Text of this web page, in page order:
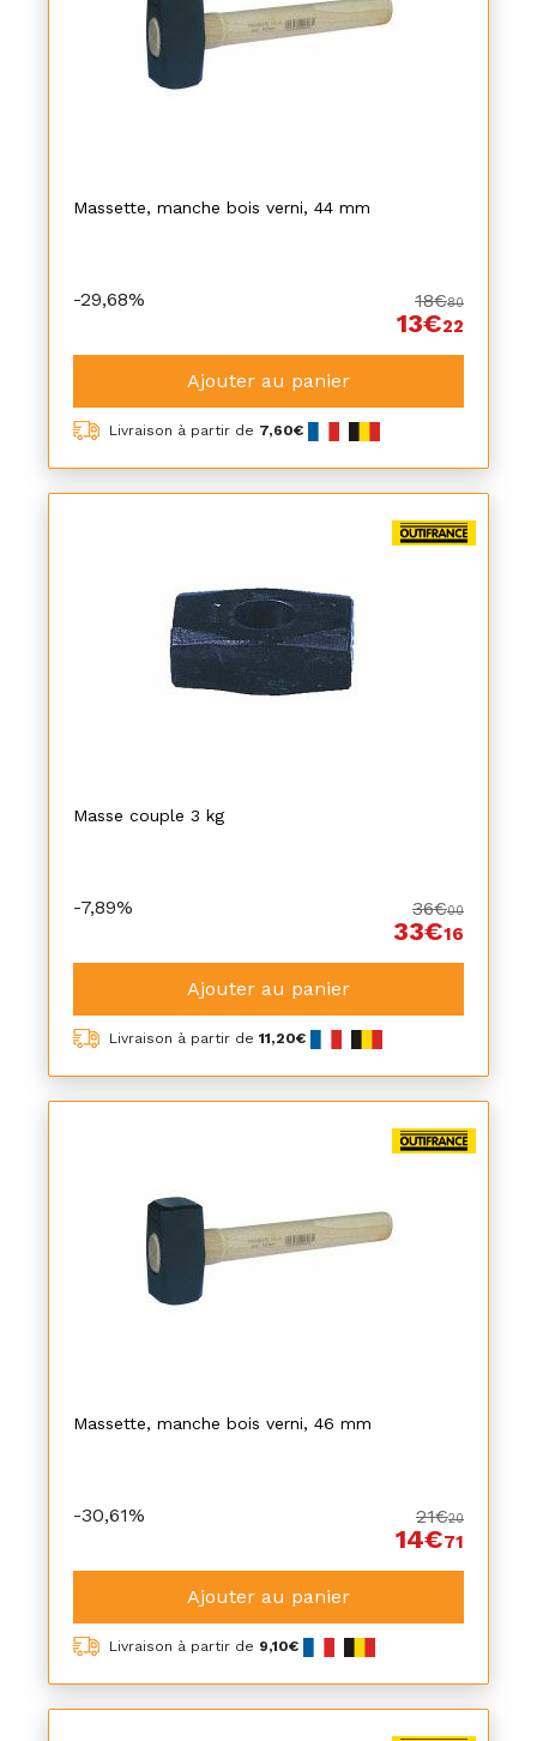
Massette, manche bois verni, 44 mm
-29,68% 18€80
13€22
Ajouter au panier
Livraison à partir de 7,60€
Masse couple 3 kg
-7,89% 36€00
33€16
Ajouter au panier
Livraison à partir de 11,20€
Massette, manche bois verni, 46 mm
-30,61% 21€20
14€71
Ajouter au panier
Livraison à partir de 9,10€